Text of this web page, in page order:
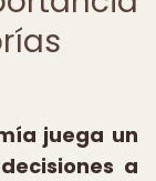
juega un
a